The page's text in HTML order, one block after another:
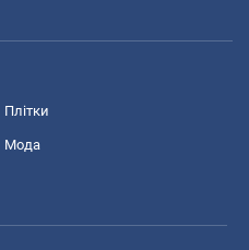
Плітки
Мода